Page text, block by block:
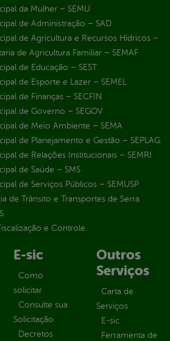
da Mulher – SEMU
de Administração – SAD
de Agricultura e Recursos Hídricos –
de Agricultura Familiar – SEMAF
de Educação – SEST
de Esporte e Lazer – SEMEL
de Finanças – SECFIN
de Governo – SEGOV
de Meio Ambiente – SEMA
de Planejamento e Gestão – SEPLAG
de Relações Institucionais – SEMRI
de Saúde – SMS
de Serviços Públicos – SEMUSP
de Trânsito e Transportes de Serra
e Controle
E-sic
Como
solicitar
Consulte sua
Solicitação
Decretos
Outros
Serviços
Carta de
Serviços
E-sic
Ferramenta de